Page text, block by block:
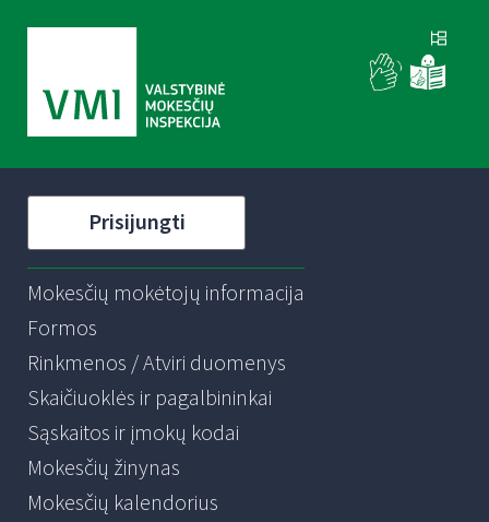
Prisijungti
Mokesčių mokėtojų informacija
Formos
Rinkmenos / Atviri duomenys
Skaičiuoklės ir pagalbininkai
Sąskaitos ir įmokų kodai
Mokesčių žinynas
Mokesčių kalendorius